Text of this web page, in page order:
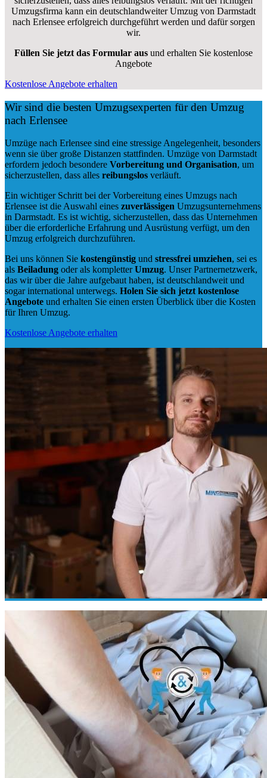
Umzugsfirma kann ein deutschlandweiter Umzug von Darmstadt
nach Erlensee erfolgreich durchgeführt werden und dafür sorgen
wir.
Füllen Sie jetzt das Formular aus und erhalten Sie kostenlose
Angebote
Kostenlose Angebote erhalten
Wir sind die besten Umzugsexperten für den Umzug
nach Erlensee
Umzüge nach Erlensee sind eine stressige Angelegenheit, besonders
wenn sie über große Distanzen stattfinden. Umzüge von Darmstadt
erfordern jedoch besondere Vorbereitung und Organisation, um
sicherzustellen, dass alles reibungslos verläuft.
Ein wichtiger Schritt bei der Vorbereitung eines Umzugs nach
Erlensee ist die Auswahl eines zuverlässigen Umzugsunternehmens
in Darmstadt. Es ist wichtig, sicherzustellen, dass das Unternehmen
über die erforderliche Erfahrung und Ausrüstung verfügt, um den
Umzug erfolgreich durchzuführen.
Bei uns können Sie kostengünstig und stressfrei umziehen, sei es
als Beiladung oder als kompletterUmzug. Unser Partnernetzwerk,
das wir über die Jahre aufgebaut haben, ist deutschlandweit und
sogar international unterwegs. Holen Sie sich jetzt kostenlose
Angebote und erhalten Sie einen ersten Überblick über die Kosten
für Ihren Umzug.
Kostenlose Angebote erhalten